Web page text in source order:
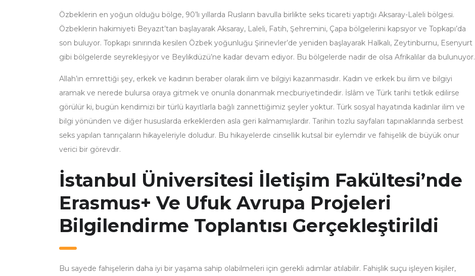
Özbeklerin en yoğun olduğu bölge, 90’lı yıllarda Rusların bavulla birlikte seks ticareti yaptığı Aksaray-Laleli bölgesi.
Özbeklerin hakimiyeti Beyazıt’tan başlayarak Aksaray, Laleli, Fatih, Şehremini, Çapa bölgelerini kapsıyor ve Topkapı’da
son buluyor. Topkapı sınırında kesilen Özbek yoğunluğu Şirinevler’de yeniden başlayarak Halkalı, Zeytinburnu, Esenyurt
gibi bölgelerde seyrekleşiyor ve Beylikdüzü’ne kadar devam ediyor. Bu bölgelerde nadir de olsa Afrikalılar da bulunuyor.
Allah’ın emrettiği şey, erkek ve kadının beraber olarak ilim ve bilgiyi kazanmasıdır. Kadın ve erkek bu ilim ve bilgiyi
aramak ve nerede bulursa oraya gitmek ve onunla donanmak mecburiyetindedir. İslâm ve Türk tarihi tetkik edilirse
görülür ki, bugün kendimizi bir türlü kayıtlarla bağlı zannettiğimiz şeyler yoktur. Türk sosyal hayatında kadınlar ilim ve
bilgi yönünden ve diğer hususlarda erkeklerden asla geri kalmamışlardır. Tarihin tozlu sayfaları tapınaklarında serbest
seks yapılan tanrıçaların hikayeleriyle doludur. Bu hikayelerde cinsellik kutsal bir eylemdir ve fahişelik de büyük onur
verici bir görevdir.
İstanbul Üniversitesi İletişim Fakültesi’nde
Erasmus+ Ve Ufuk Avrupa Projeleri
Bilgilendirme Toplantısı Gerçekleştirildi
Bu sayede fahişelerin daha iyi bir yaşama sahip olabilmeleri için gerekli adımlar atılabilir. Fahişlik suçu işleyen kişiler,